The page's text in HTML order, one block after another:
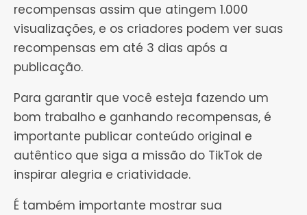
recompensas assim que atingem 1.000
visualizações, e os criadores podem ver suas
recompensas em até 3 dias após a
publicação.
Para garantir que você esteja fazendo um
bom trabalho e ganhando recompensas, é
importante publicar conteúdo original e
autêntico que siga a missão do TikTok de
inspirar alegria e criatividade.
É também importante mostrar sua